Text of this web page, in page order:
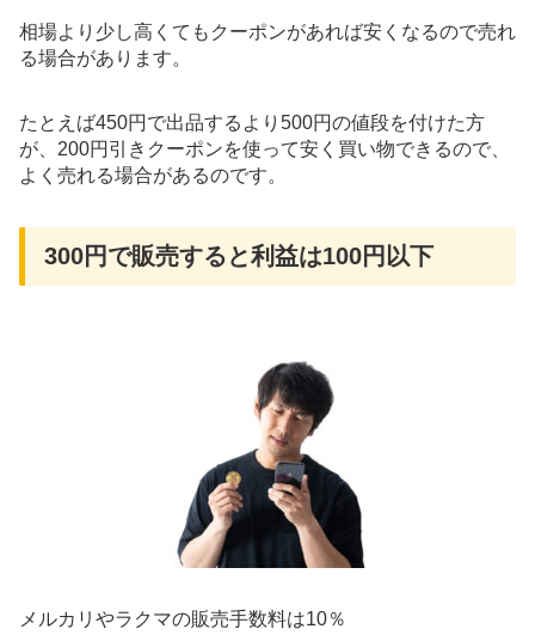
相場より少し高くてもクーポンがあれば安くなるので売れ
る場合があります。
たとえば450円で出品するより500円の値段を付けた方
が、200円引きクーポンを使って安く買い物できるので、
よく売れる場合があるのです。
300円で販売すると利益は100円以下
メルカリやラクマの販売手数料は10％